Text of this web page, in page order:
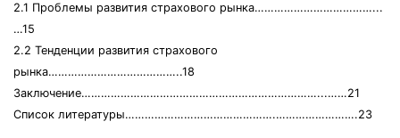
2.1 Проблемы развития страхового рынка………………………………...
…15
2.2 Тенденции развития страхового
рынка…………………………………..18
Заключение………………………………………………………………...……21
Список литературы……………………………………….…………………….23